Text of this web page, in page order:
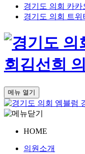
경기도 의회 카카
경기도 의회 트위
회김선희
메뉴 열기
HOME
의원소개